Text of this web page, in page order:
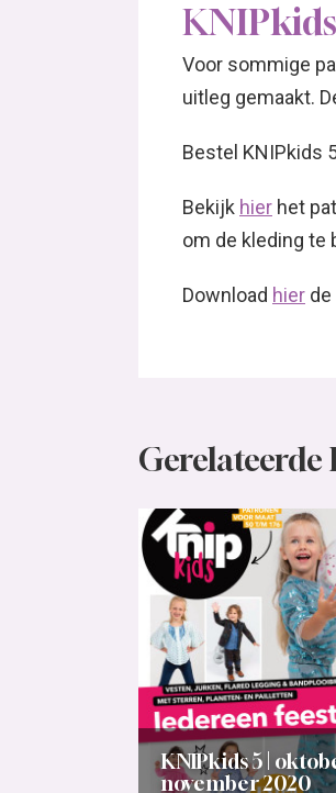
Voor sommige
uitleg gemaakt.
Bestel KNIPkids
Bekijk hier het
om de kleding te
Download hier
Gerelateerde
KNIPkids 5 |
november 2020